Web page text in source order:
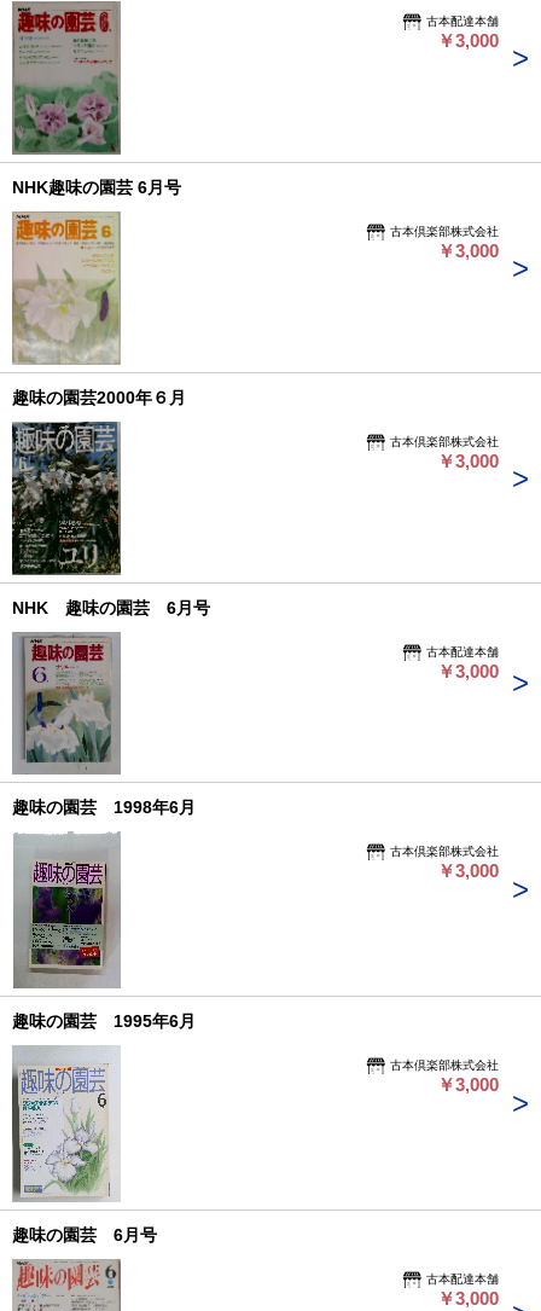
古本配達本舗
￥3,000
NHK趣味の園芸 6月号
古本倶楽部株式会社
￥3,000
趣味の園芸2000年６月
古本倶楽部株式会社
￥3,000
NHK 趣味の園芸 6月号
古本配達本舗
￥3,000
趣味の園芸 1998年6月
古本倶楽部株式会社
￥3,000
趣味の園芸 1995年6月
古本倶楽部株式会社
￥3,000
趣味の園芸 6月号
古本配達本舗
￥3,000